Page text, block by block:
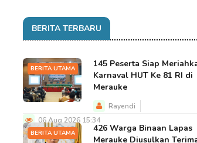
BERITA TERBARU
BERITA UTAMA
145 Peserta Siap
Karnaval HUT Ke 81 RI di
Merauke
Rayendi
06 Aug 2026 15:34
BERITA UTAMA
426 Warga Binaan Lapas
Merauke Diusulkan